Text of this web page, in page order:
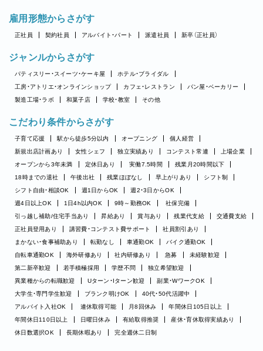
雇用形態からさがす
正社員 契約社員 アルバイト・パート 派遣社員 新卒（正社員）
ジャンルからさがす
パティスリー・スイーツ・ケーキ屋
ホテル・ブライダル
工房・アトリエ・オンラインショップ
カフェ・レストラン
パン屋・ベーカリー
製造工場・ラボ
和菓子店 学校・教室 その他
こだわり条件からさがす
子育て応援 駅から徒歩5分以内 オープニング
個人経営
新規出店計画あり
女性シェフ 独立実績あり コンテスト常連
上場企業
オープンから3年未満
定休日あり 実働7.5時間
残業月20時間以下
18時までの退社
午後出社 残業ほぼなし 早上がりあり
シフト制
シフト自由・相談OK
週1日からOK
週2・3日からOK
週4日以上OK
1日4h以内OK 9時～勤務OK
社保完備
引っ越し補助/住宅手当あり
昇給あり 賞与あり 残業代支給
交通費支給
正社員登用あり
講習費・コンテスト費サポート
社員割引あり
まかない・食事補助あり
転勤なし 車通勤OK
バイク通勤OK
自転車通勤OK
海外研修あり 社内研修あり 急募
未経験歓迎
第二新卒歓迎
若手積極採用 学歴不問
独立希望歓迎
異業種からの転職歓迎
Uターン・Iターン歓迎
副業・WワークOK
大学生・専門学生歓迎
ブランク明けOK
40代・50代活躍中
アルバイト入社OK
連休取得可能 月8回休み
年間休日105日以上
年間休日110日以上
日曜日休み 有給取得推奨
産休・育休取得実績あり
休日数選択OK
長期休暇あり 完全週休二日制